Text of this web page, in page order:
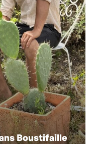
Boustifaille